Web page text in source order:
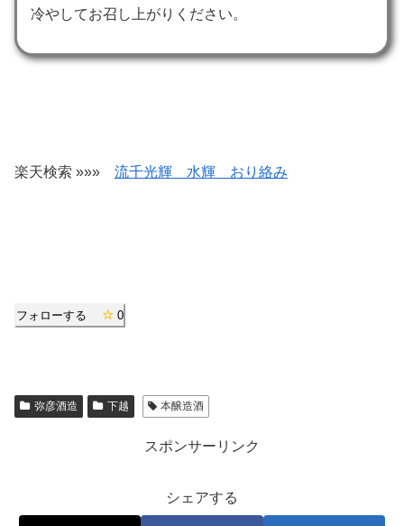
冷やしてお召し上がりください。
楽天検索 »»» 流千光輝 水輝 おり絡み
フォローする 0
弥彦酒造 下越 本醸造酒
スポンサーリンク
シェアする